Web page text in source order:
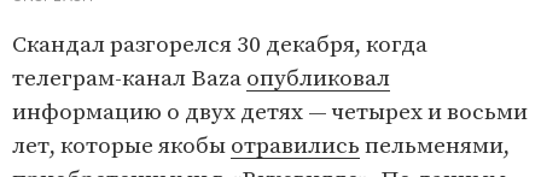
Скандал разгорелся 30 декабря, когда
телеграм-канал Baza опубликовал
информацию о двух детях — четырех и восьми
лет, которые якобы отравились пельменями,